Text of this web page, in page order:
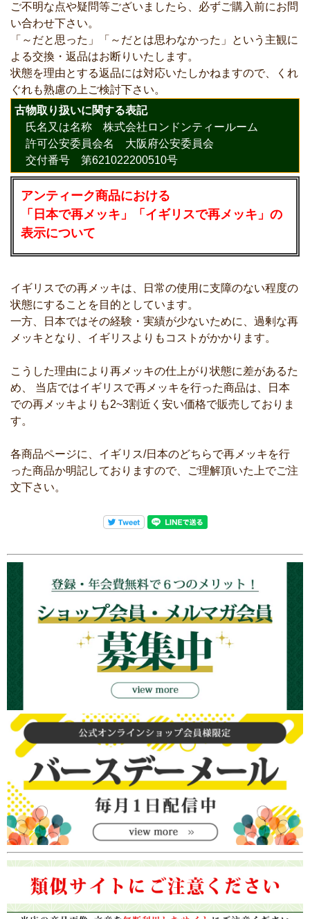
ご不明な点や疑問等ございましたら、必ずご購入前にお問
い合わせ下さい。
「～だと思った」「～だとは思わなかった」という主観に
よる交換・返品はお断りいたします。
状態を理由とする返品には対応いたしかねますので、くれ
ぐれも熟慮の上ご検討下さい。
古物取り扱いに関する表記
氏名又は名称 株式会社ロンドンティールーム
許可公安委員会名 大阪府公安委員会
交付番号 第621022200510号
アンティーク商品における
「日本で再メッキ」「イギリスで再メッキ」の
表示について
イギリスでの再メッキは、日常の使用に支障のない程度の
状態にすることを目的としています。
一方、日本ではその経験・実績が少ないために、過剰な再
メッキとなり、イギリスよりもコストがかかります。
こうした理由により再メッキの仕上がり状態に差があるた
め、 当店ではイギリスで再メッキを行った商品は、日本
での再メッキよりも2~3割近く安い価格で販売しておりま
す。
各商品ページに、イギリス/日本のどちらで再メッキを行
った商品か明記しておりますので、ご理解頂いた上でご注
文下さい。